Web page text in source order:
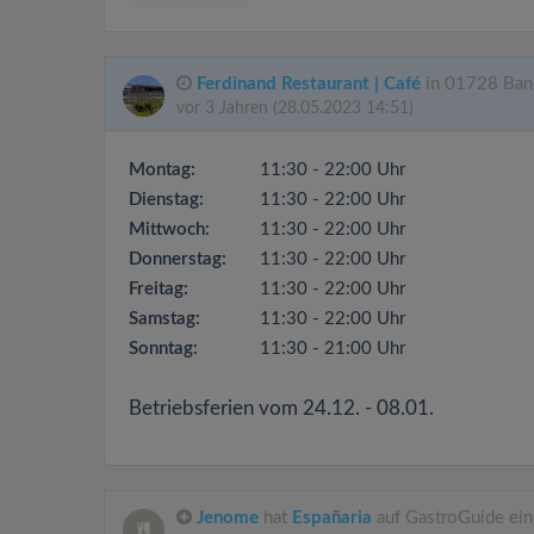
Ferdinand Restaurant | Café in 01728
vor 3 Jahren (28.05.2023 14:51)
Montag:
11:30 - 22:00 Uhr
Dienstag:
11:30 - 22:00 Uhr
Mittwoch:
11:30 - 22:00 Uhr
Donnerstag:
11:30 - 22:00 Uhr
Freitag:
11:30 - 22:00 Uhr
Samstag:
11:30 - 22:00 Uhr
Sonntag:
11:30 - 21:00 Uhr
Betriebsferien vom 24.12. - 08.01.
Jenome hat Españaria auf GastroGuide